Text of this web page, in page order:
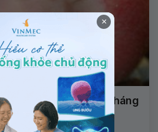
viêm da cơ địa trẻ 3 tháng
×